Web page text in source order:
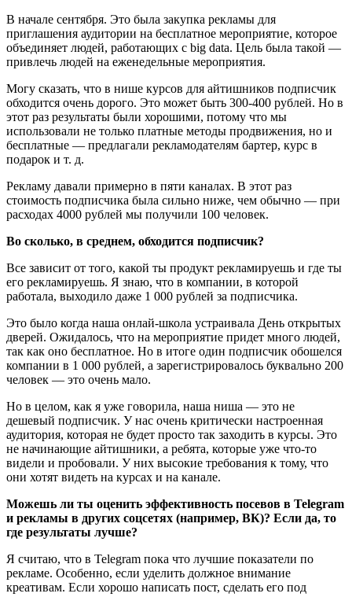
В начале сентября. Это была закупка рекламы для
приглашения аудитории на бесплатное мероприятие, которое
объединяет людей, работающих с big data. Цель была такой —
привлечь людей на еженедельные мероприятия.
Могу сказать, что в нише курсов для айтишников подписчик
обходится очень дорого. Это может быть 300-400 рублей. Но в
этот раз результаты были хорошими, потому что мы
использовали не только платные методы продвижения, но и
бесплатные — предлагали рекламодателям бартер, курс в
подарок и т. д.
Рекламу давали примерно в пяти каналах. В этот раз
стоимость подписчика была сильно ниже, чем обычно — при
расходах 4000 рублей мы получили 100 человек.
Во сколько, в среднем, обходится подписчик?
Все зависит от того, какой ты продукт рекламируешь и где ты
его рекламируешь. Я знаю, что в компании, в которой
работала, выходило даже 1 000 рублей за подписчика.
Это было когда наша онлай-школа устраивала День открытых
дверей. Ожидалось, что на мероприятие придет много людей,
так как оно бесплатное. Но в итоге один подписчик обошелся
компании в 1 000 рублей, а зарегистрировалось буквально 200
человек — это очень мало.
Но в целом, как я уже говорила, наша ниша — это не
дешевый подписчик. У нас очень критически настроенная
аудитория, которая не будет просто так заходить в курсы. Это
не начинающие айтишники, а ребята, которые уже что-то
видели и пробовали. У них высокие требования к тому, что
они хотят видеть на курсах и на канале.
Можешь ли ты оценить эффективность посевов в Telegram
и рекламы в других соцсетях (например, ВК)? Если да, то
где результаты лучше?
Я считаю, что в Telegram пока что лучшие показатели по
рекламе. Особенно, если уделить должное внимание
креативам. Если хорошо написать пост, сделать его под